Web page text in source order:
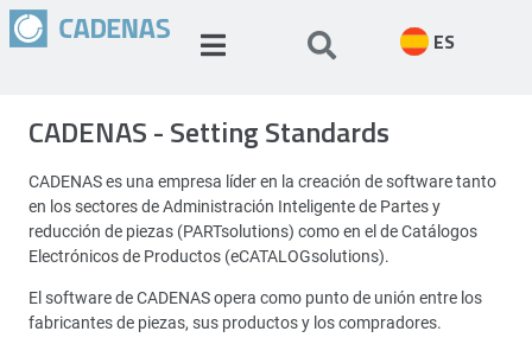
ES
CADENAS - Setting Standards
CADENAS es una empresa líder en la creación de software tanto
en los sectores de Administración Inteligente de Partes y
reducción de piezas (PARTsolutions) como en el de Catálogos
Electrónicos de Productos (eCATALOGsolutions).
El software de CADENAS opera como punto de unión entre los
fabricantes de piezas, sus productos y los compradores.